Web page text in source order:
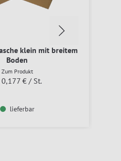
klein mit breitem
Boden
Zum Produkt
0,177 € / St.
lieferbar